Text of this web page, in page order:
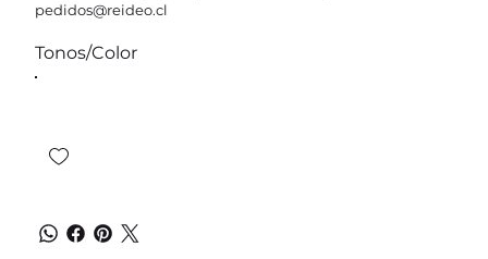
pedidos@reideo.cl
Tonos/Color